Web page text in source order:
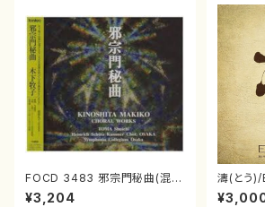
FOCD 3483 邪宗門秘曲(混声
合唱/木下牧子/CD)
¥3,204
濤(とう)/
(CD)